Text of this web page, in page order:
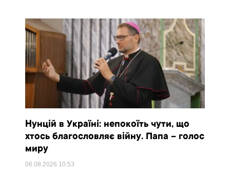
Нунцій в Україні: непокоїть чути, що
хтось благословляє війну. Папа – голос
миру
06.08.2026 10:53